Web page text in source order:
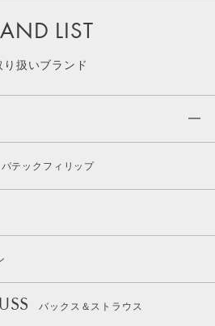
LIST
り扱いブランド
パテックフィリップ
バックス＆ストラウス